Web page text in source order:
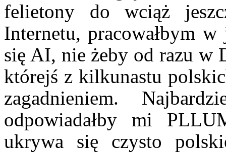
felietony do wciąż
Internetu, pracowałbym
się AI, nie żeby od razu w
którejś z kilkunastu
zagadnieniem.
odpowiadałby mi
ukrywa się czysto